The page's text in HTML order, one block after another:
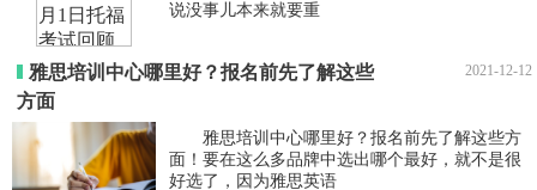
说没事儿本来就要重
雅思培训中心哪里好？报名前先了解这些
方面
2021-12-12
雅思培训中心哪里好？报名前先了解这些方
面！要在这么多品牌中选出哪个最好，就不是很
好选了，因为雅思英语